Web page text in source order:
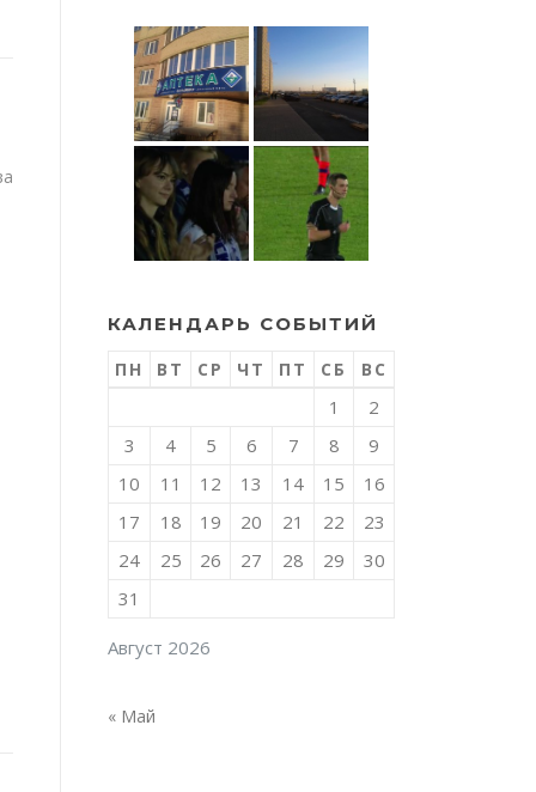
КАЛЕНДАРЬ СОБЫТИЙ
Август 2026
ПН ВТ СР ЧТ ПТ СБ ВС
1
2
3
4 5 6 7 8
9
10
11 12 13 14 15
16
17
18 19 20 21 22
23
24
25 26 27 28 29
30
31
« Май